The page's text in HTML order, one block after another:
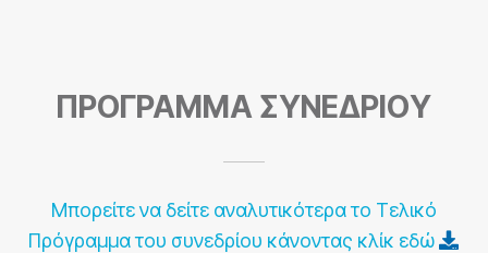
ΠΡΟΓΡΑΜΜΑ ΣΥΝΕΔΡΙΟY
Μπορείτε να δείτε αναλυτικότερα το Τελικό
Πρόγραμμα του συνεδρίου κάνοντας κλίκ εδώ